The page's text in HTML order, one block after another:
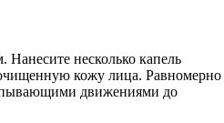
Нанесите несколько капель
кожу лица. Равномерно
движениями до